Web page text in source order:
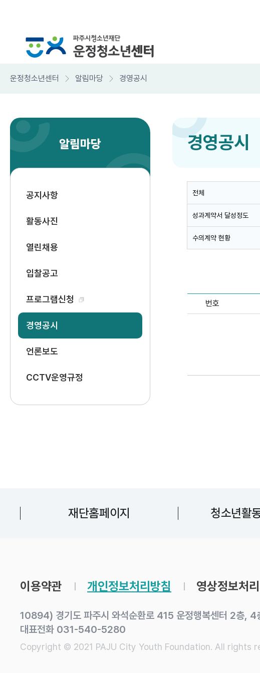
운정청소년센터 알림마당 경영공시
알림마당
공지사항
활동사진
열린채용
입찰공고
프로그램신청
경영공시
언론보도
CCTV운영규정
경영공시
전체
성과계약서 달성정도
수의계약 현황
번호
재단홈페이지 청소년활
이용약관 개인정보처리방침 영상정보처
10894) 경기도 파주시 와석순환로 415 운정행복센터 2층, 4
대표전화 031-540-5280
Copyright © 2021 PAJU City Youth Foundation. All rights